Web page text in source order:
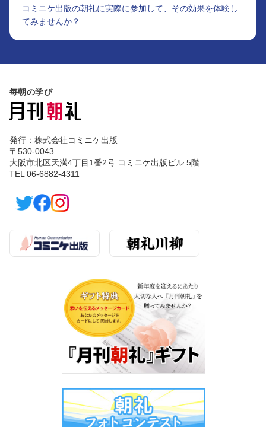
コミニケ出版の朝礼に実際に参加して、その効果を体験し
てみませんか？
毎朝の学び
発行：株式会社コミニケ出版
〒530-0043
大阪市北区天満4丁目1番2号 コミニケ出版ビル 5階
TEL 06-6882-4311